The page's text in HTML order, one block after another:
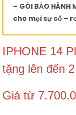
– GÓI BẢO HÀNH
cho mọi sự cố –
IPHONE 14
tặng lên đến
Giá từ